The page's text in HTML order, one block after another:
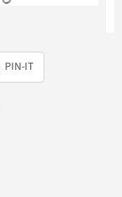
PIN-IT